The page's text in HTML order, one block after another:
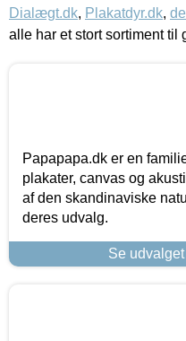
Dialægt.dk, Plakatdyr.dk,
alle har et stort sortiment til
Papapapa.dk er en
plakater, canvas og
af den skandinaviske
deres udvalg.
Se